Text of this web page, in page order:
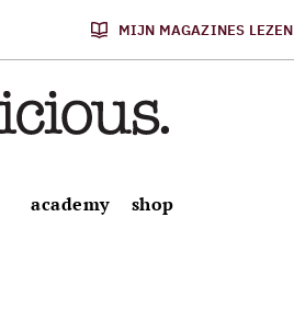
MIJN MAGAZINES LEZEN
academy shop